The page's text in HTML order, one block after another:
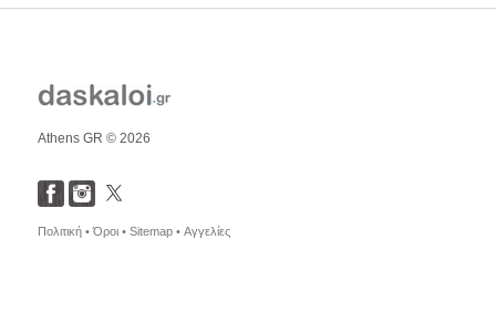
Athens GR © 2026
Πολιτική •Όροι • Sitemap • Αγγελίες